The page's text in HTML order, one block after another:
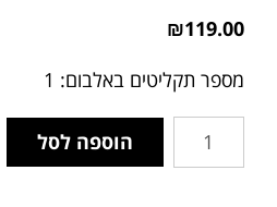
₪119.00
מספר תקליטים באלבום: 1
הוספה לסל